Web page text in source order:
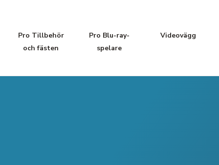
Pro Tillbehör
och fästen
Pro Blu-ray-
spelare
Videovägg